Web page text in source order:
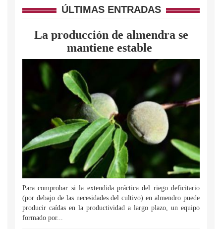
ÚLTIMAS ENTRADAS
La producción de almendra se
mantiene estable
Para comprobar si la extendida práctica del riego deficitario
(por debajo de las necesidades del cultivo) en almendro puede
producir caídas en la productividad a largo plazo, un equipo
formado por...